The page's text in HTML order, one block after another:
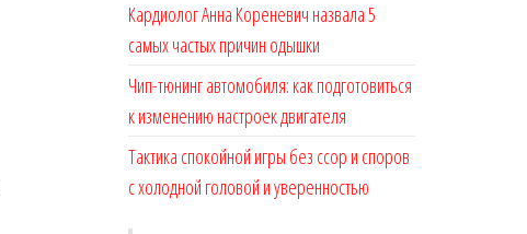
Кардиолог Анна Кореневич назвала 5
самых частых причин одышки
Чип-тюнинг автомобиля: как подготовиться
к изменению настроек двигателя
Тактика спокойной игры без ссор и споров
с холодной головой и уверенностью